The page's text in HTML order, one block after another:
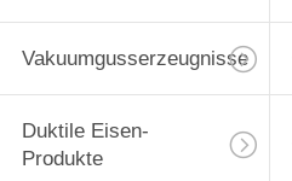
Vakuumgusserzeugnisse
Duktile Eisen-
Produkte